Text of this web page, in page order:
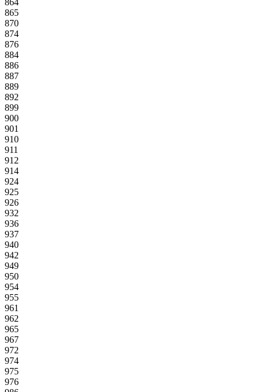
864
865
870
874
876
884
886
887
889
892
899
900
901
910
911
912
914
924
925
926
932
936
937
940
942
949
950
954
955
961
962
965
967
972
974
975
976